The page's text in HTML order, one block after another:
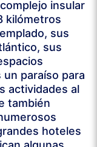
insular
kilómetros
sus
sus
paraíso para
actividades al
también
hoteles